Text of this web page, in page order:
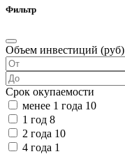
Фильтр
Объем инвестиций (руб)
Срок окупаемости
менее 1 года 10
1 год 8
2 года 10
4 года 1